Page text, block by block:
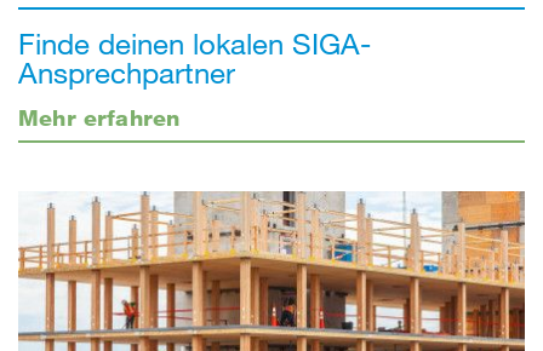
Finde deinen lokalen SIGA-
Ansprechpartner
Mehr erfahren